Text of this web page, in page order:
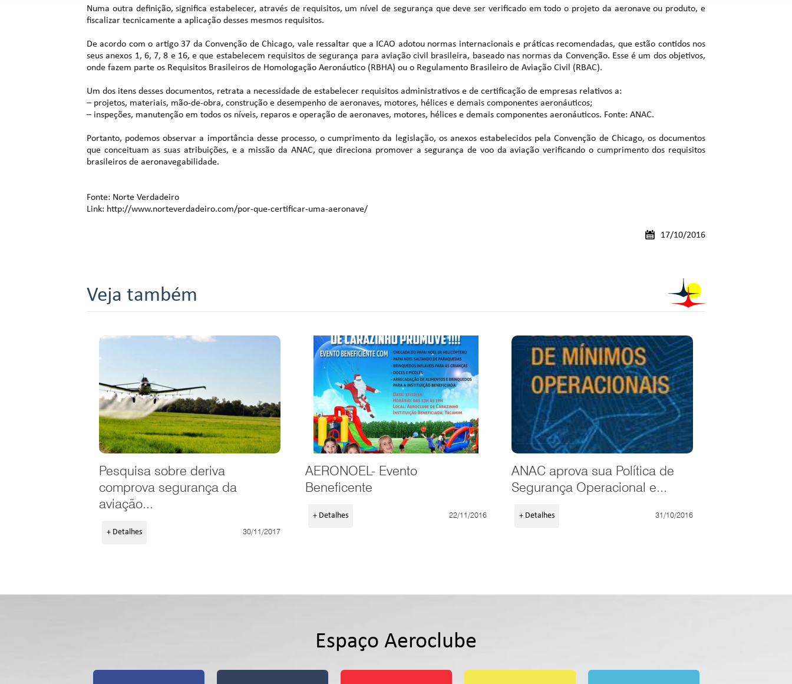
Numa outra definição, significa estabelecer, através de requisitos, um nível de segurança que deve ser verificado em todo o projeto da aeronave ou produto, e
fiscalizar tecnicamente a aplicação desses mesmos requisitos.
De acordo com o artigo 37 da Convenção de Chicago, vale ressaltar que a ICAO adotou normas internacionais e práticas recomendadas, que estão contidos nos
seus anexos 1, 6, 7, 8 e 16, e que estabelecem requisitos de segurança para aviação civil brasileira, baseado nas normas da Convenção. Esse é um dos objetivos,
onde fazem parte os Requisitos Brasileiros de Homologação Aeronáutico (RBHA) ou o Regulamento Brasileiro de Aviação Civil (RBAC).
Um dos itens desses documentos, retrata a necessidade de estabelecer requisitos administrativos e de certificação de empresas relativos a:
– projetos, materiais, mão-de-obra, construção e desempenho de aeronaves, motores, hélices e demais componentes aeronáuticos;
– inspeções, manutenção em todos os níveis, reparos e operação de aeronaves, motores, hélices e demais componentes aeronáuticos. Fonte: ANAC.
Portanto, podemos observar a importância desse processo, o cumprimento da legislação, os anexos estabelecidos pela Convenção de Chicago, os documentos
que conceituam as suas atribuições, e a missão da ANAC, que direciona promover a segurança de voo da aviação verificando o cumprimento dos requisitos
brasileiros de aeronavegabilidade.
Fonte: Norte Verdadeiro
Link: http://www.norteverdadeiro.com/por-que-certificar-uma-aeronave/
17/10/2016
Veja também
Pesquisa sobre deriva
comprova segurança da
aviação...
+ Detalhes 30/11/2017
AERONOEL- Evento
Beneficente
+ Detalhes 22/11/2016
ANAC aprova sua Política de
Segurança Operacional e...
+ Detalhes 31/10/2016
Espaço Aeroclube